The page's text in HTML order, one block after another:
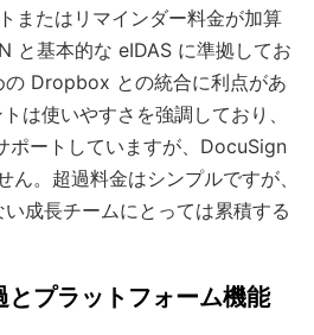
またはリマインダー料金が加算
と基本的な eIDAS に準拠してお
の Dropbox との統合に利点があ
は使いやすさを強調しており、
ートしていますが、DocuSign
。超過料金はシンプルですが、
成長チームにとっては累積する
とプラットフォーム機能